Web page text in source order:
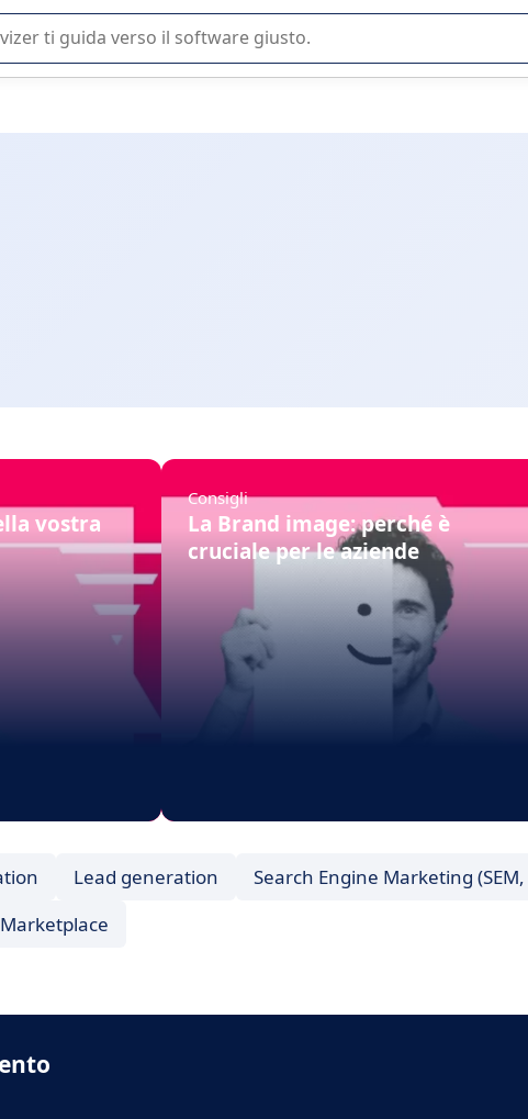
nella scelta di un software SaaS per la vostra azienda.
vostra
Consigli
La Brand image: perché è
cruciale per le aziende
Lead generation Search Engine Marketing (SEM,
Marketplace